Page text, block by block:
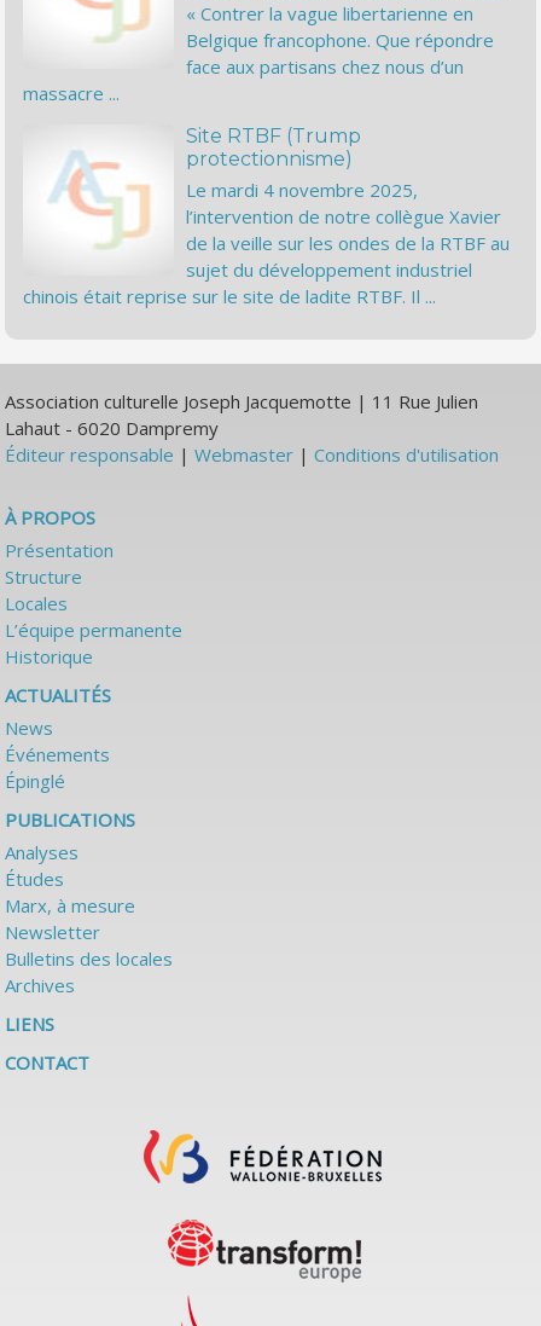
« Contrer la vague libertarienne en
Belgique francophone. Que répondre
face aux partisans chez nous d’un
massacre ...
Site RTBF (Trump
protectionnisme)
Le mardi 4 novembre 2025,
l’intervention de notre collègue Xavier
de la veille sur les ondes de la RTBF au
sujet du développement industriel
chinois était reprise sur le site de ladite RTBF. Il ...
Association culturelle Joseph Jacquemotte | 11 Rue Julien
Lahaut - 6020 Dampremy
Éditeur responsable |Webmaster |Conditions d'utilisation
À PROPOS
Présentation
Structure
Locales
L’équipe permanente
Historique
ACTUALITÉS
News
Événements
Épinglé
PUBLICATIONS
Analyses
Études
Marx, à mesure
Newsletter
Bulletins des locales
Archives
LIENS
CONTACT